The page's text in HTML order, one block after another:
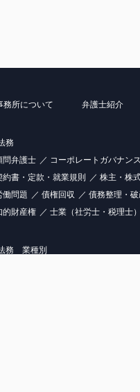
務所について 弁護士紹介
務
問弁護士
コーポレートガバナン
約書・定款・就業規則
株主・株
働問題
債権回収
債務整理・
的財産権
士業（社労士・税理士
務 業種別